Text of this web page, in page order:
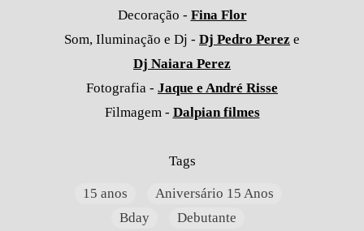
Decoração - Fina Flor
Som, Iluminação e Dj - Dj Pedro Perez e
Dj Naiara Perez
Fotografia - Jaque e André Risse
Filmagem - Dalpian filmes
Tags
15 anos
Aniversário 15 Anos
Bday
Debutante